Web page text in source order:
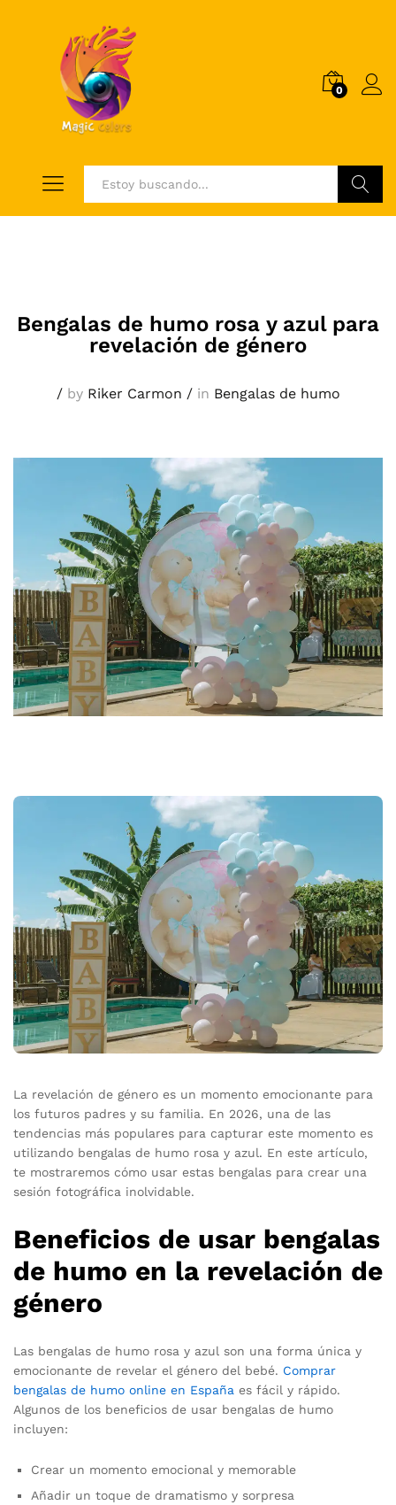
0
Bengalas de humo rosa y azul para
revelación de género
/by Riker Carmon /in Bengalas de humo
La revelación de género es un momento emocionante para
los futuros padres y su familia. En 2026, una de las
tendencias más populares para capturar este momento es
utilizando bengalas de humo rosa y azul. En este artículo,
te mostraremos cómo usar estas bengalas para crear una
sesión fotográfica inolvidable.
Beneficios de usar bengalas
de humo en la revelación de
género
Las bengalas de humo rosa y azul son una forma única y
emocionante de revelar el género del bebé. Comprar
bengalas de humo online en España es fácil y rápido.
Algunos de los beneficios de usar bengalas de humo
incluyen:
Crear un momento emocional y memorable
Añadir un toque de dramatismo y sorpresa